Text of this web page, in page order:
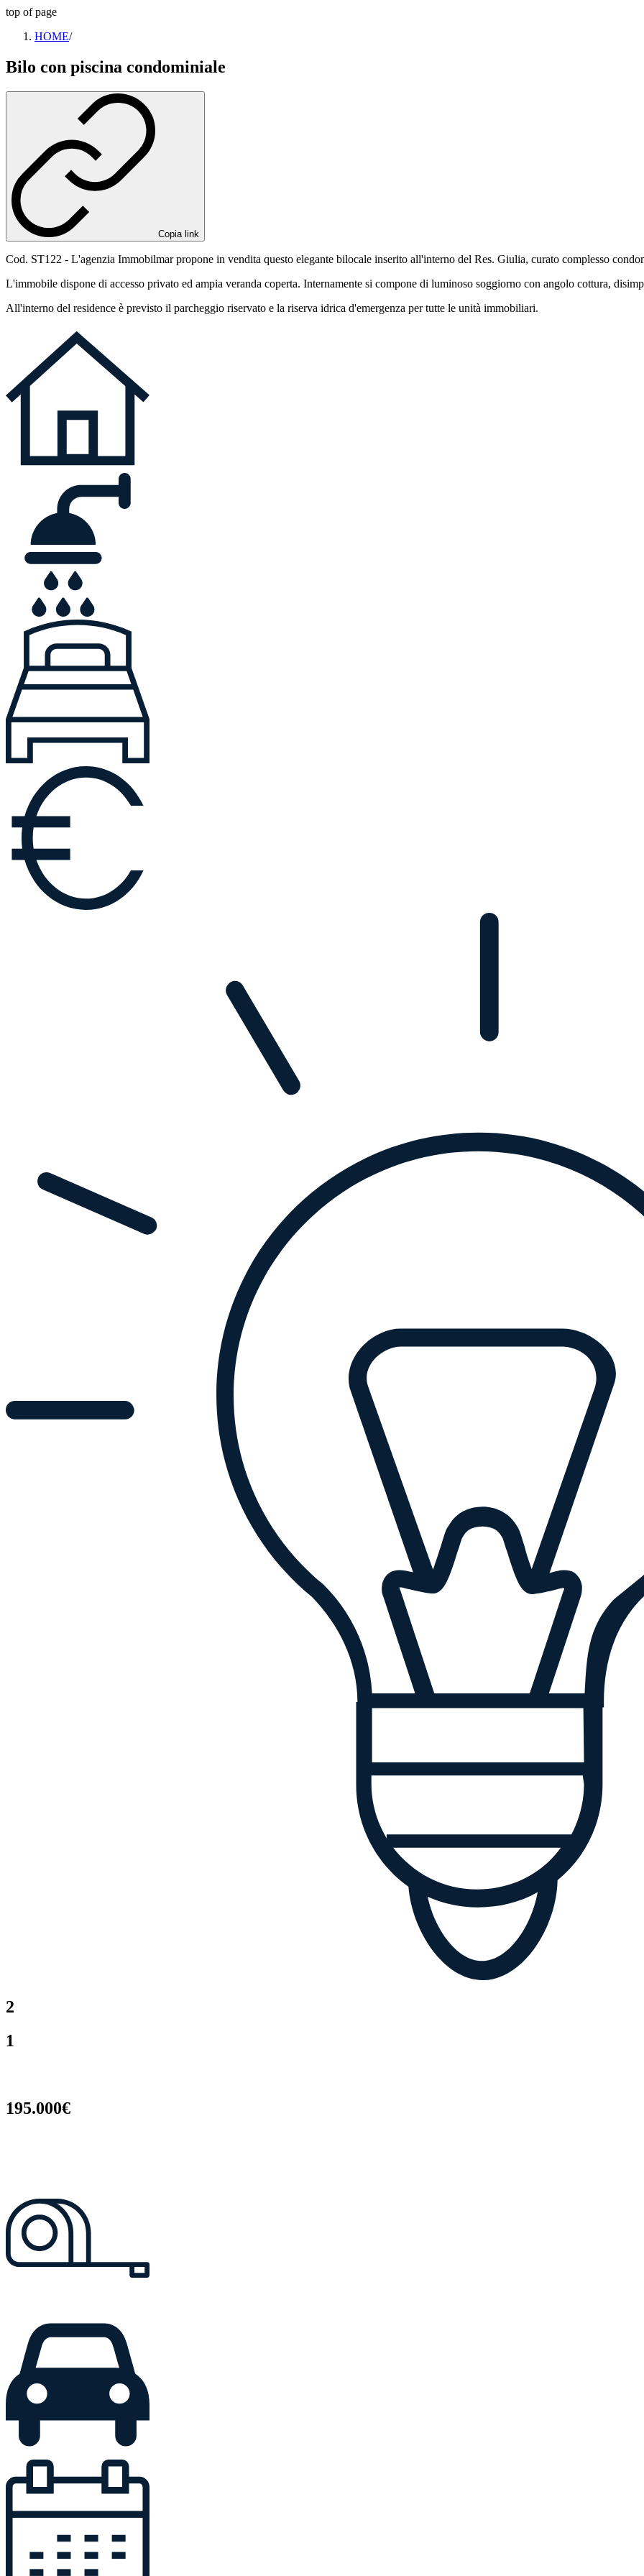
top of page
HOME/
Bilo con piscina condominiale
Copia link
Cod. ST122 - L'agenzia Immobilmar propone in vendita questo elegante bilocale inserito all'interno del Res. Giulia, curato complesso
L'immobile dispone di accesso privato ed ampia veranda coperta. Internamente si compone di luminoso soggiorno con angolo cottura,
All'interno del residence è previsto il parcheggio riservato e la riserva idrica d'emergenza per tutte le unità immobiliari.
2
1
195.000€